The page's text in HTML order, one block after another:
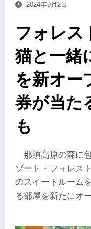
2024年9月2日
フォレス
猫と一緒
を新オー
券が当た
も
那須高原の森に
ゾート・フォレス
のスイートルーム
る部屋を新たにオ